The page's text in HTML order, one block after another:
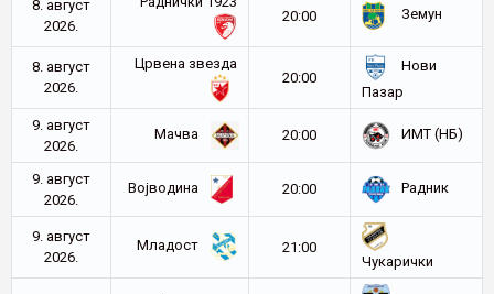
8. август
2026.
20:00
Земун
8. август
2026.
Црвена звезда
20:00
Нови
Пазар
9. август
2026.
Мачва 20:00 ИМТ (НБ)
9. август
2026.
Војводина 20:00 Радник
9. август
2026.
Младост
21:00
Чукарички